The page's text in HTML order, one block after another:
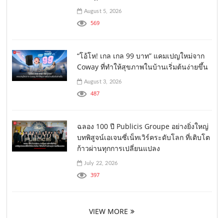
August 5, 2026
569
“โอ้โห! เกล เกล 99 บาท” แคมเปญใหม่จาก
Coway ที่ทำให้สุขภาพในบ้านเริ่มต้นง่ายขึ้น
August 3, 2026
487
ฉลอง 100 ปี Publicis Groupe อย่างยิ่งใหญ่
บทพิสูจน์เอเจนซี่เน็ทเวิร์คระดับโลก ที่เติบโต
ก้าวผ่านทุกการเปลี่ยนแปลง
July 22, 2026
397
VIEW MORE